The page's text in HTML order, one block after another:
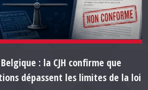
: la CJH confirme que
dépassent les limites de la loi